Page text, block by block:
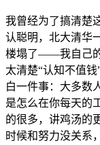
我曾经为了搞清楚
认聪明，北大清华
楼塌了——我自己
太清楚“认知不值
白一件事：大多数
是怎么在你每天的
的很多，讲鸡汤的
时候和努力没关系